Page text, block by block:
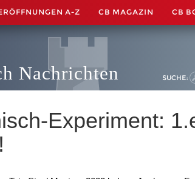
A-Z CB MAGAZIN CB
Nachrichten SUCHE:
Experiment: